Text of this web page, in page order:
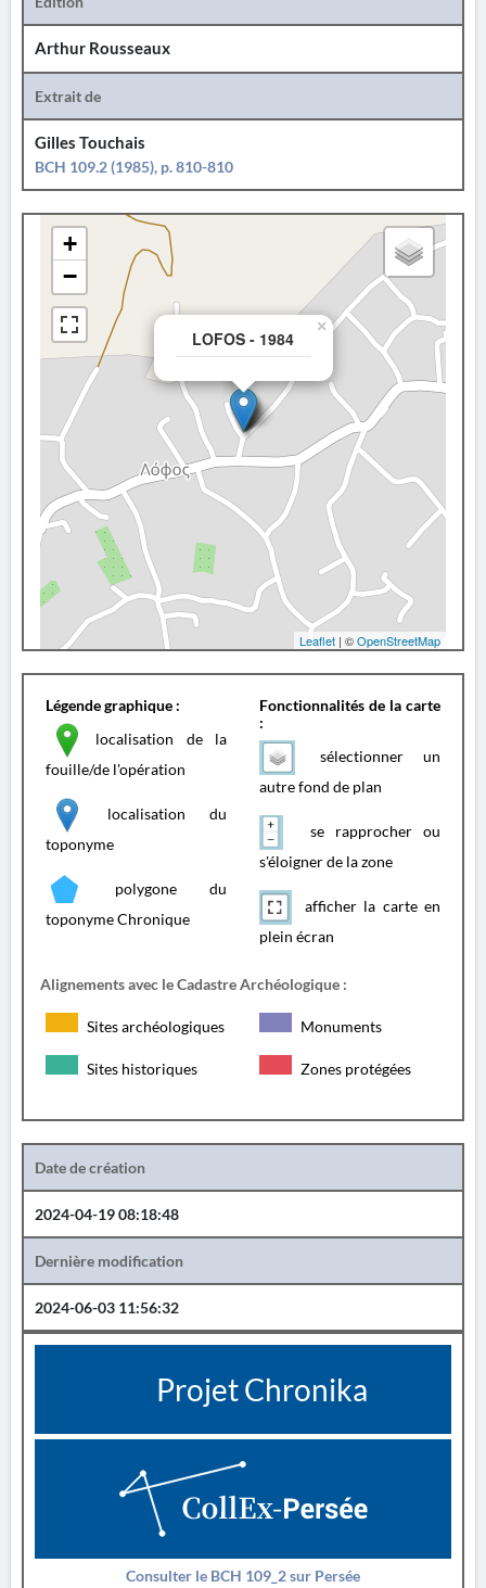
Arthur Rousseaux
Extrait de
Gilles Touchais
BCH 109.2 (1985), p. 810-810
LOFOS - 1984
×
+
−
Leaflet | ©OpenStreetMap
Légende graphique :
localisation de la
fouille/de l'opération
localisation du
toponyme
polygone du
toponyme Chronique
Fonctionnalités de la carte
:
sélectionner un
autre fond de plan
se rapprocher ou
s'éloigner de la zone
afficher la carte en
plein écran
Alignements avec le Cadastre Archéologique :
Sites archéologiques Monuments
Sites historiques Zones protégées
Date de création
2024-04-19 08:18:48
Dernière modification
2024-06-03 11:56:32
Projet Chronika
Consulter le BCH 109_2 sur Persée